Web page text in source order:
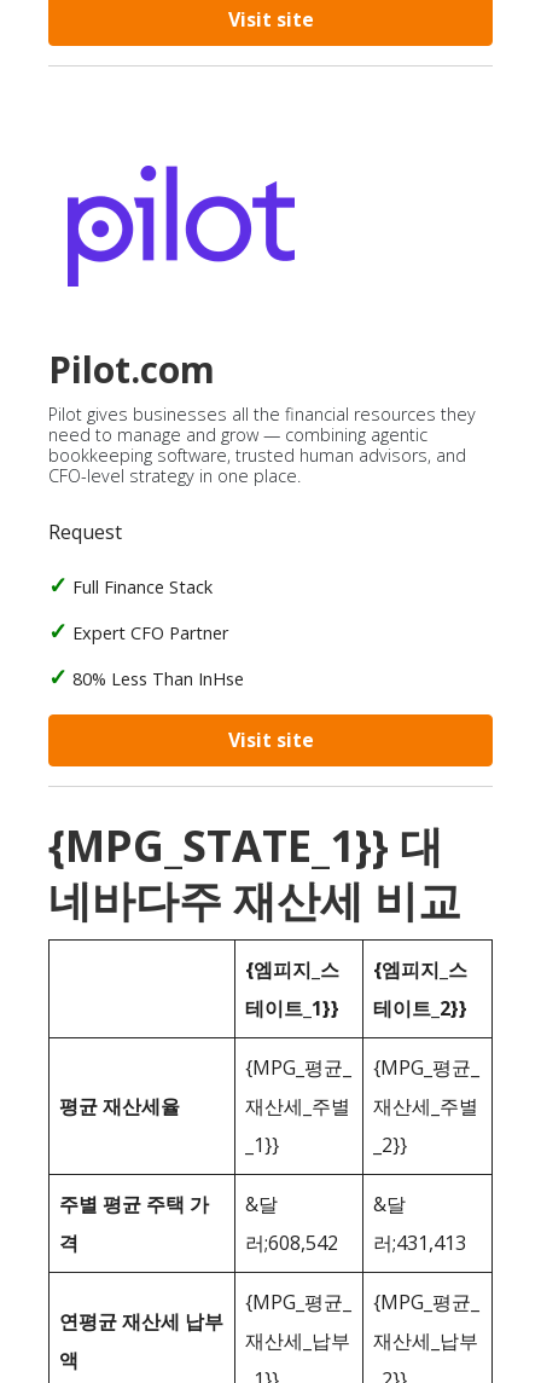
Visit site
Pilot.com
Pilot gives businesses all the financial resources they
need to manage and grow — combining agentic
bookkeeping software, trusted human advisors, and
CFO-level strategy in one place.
Request
Full Finance Stack
Expert CFO Partner
80% Less Than InHse
Visit site
{MPG_STATE_1}} 대
네바다주 재산세 비교
{엠피지_스
테이트_1}}
{엠피지_스
테이트_2}}
평균 재산세율
{MPG_평균_
재산세_주별
_1}}
{MPG_평균_
재산세_주별
_2}}
주별 평균 주택 가
격
&달
러;608,542
&달
러;431,413
연평균 재산세 납부
액
{MPG_평균_
재산세_납부
{MPG_평균_
재산세_납부